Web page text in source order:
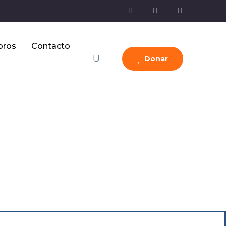
Contacto
Donar